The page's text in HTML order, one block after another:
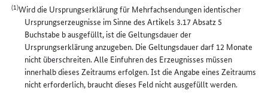
(1)Wird die Ursprungserklärung für Mehrfachsendungen identischer
Ursprungserzeugnisse im Sinne des Artikels 3.17 Absatz 5
Buchstabe b ausgefüllt, ist die Geltungsdauer der
Ursprungserklärung anzugeben. Die Geltungsdauer darf 12 Monate
nicht überschreiten. Alle Einfuhren des Erzeugnisses müssen
innerhalb dieses Zeitraums erfolgen. Ist die Angabe eines Zeitraums
nicht erforderlich, braucht dieses Feld nicht ausgefüllt werden.